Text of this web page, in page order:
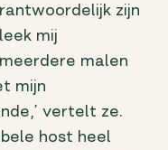
zijn
mij
malen
mijn
vertelt ze.
host heel